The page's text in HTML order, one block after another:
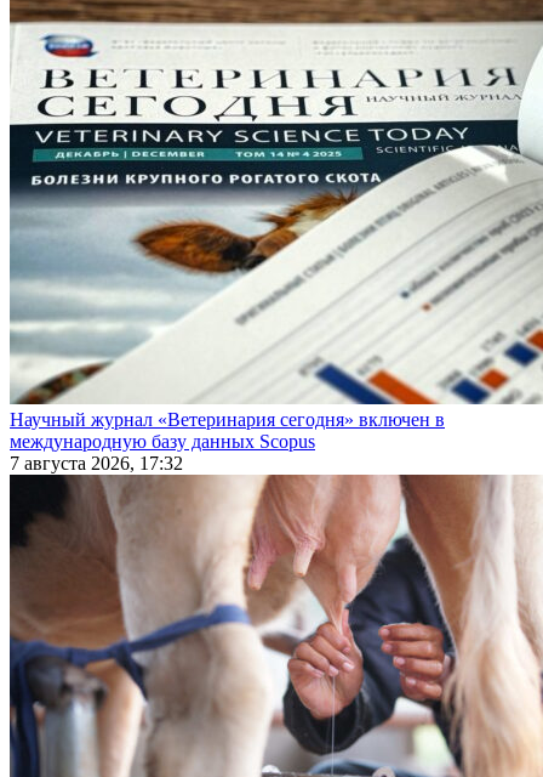
Научный журнал «Ветеринария сегодня» включен в
международную базу данных Scopus
7 августа 2026, 17:32